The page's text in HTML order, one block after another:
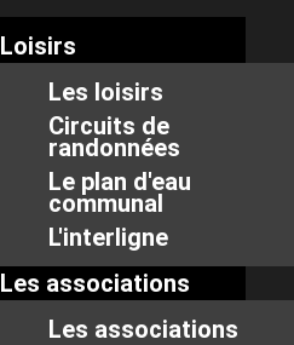
Loisirs
Les loisirs
Circuits de
randonnées
Le plan d'eau
communal
L'interligne
Les associations
Les associations